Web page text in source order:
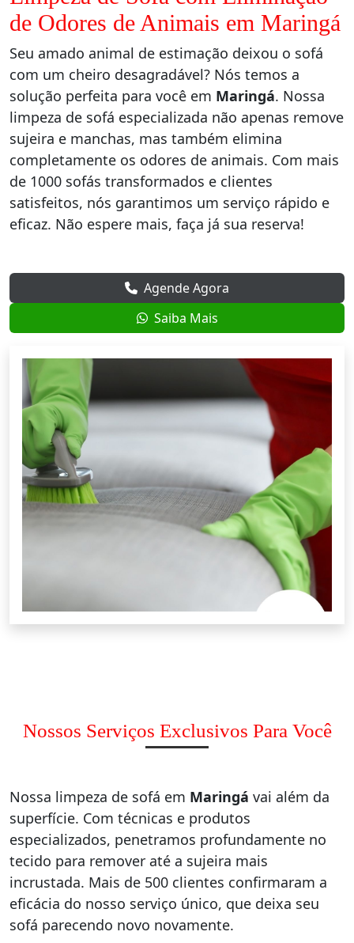
de Odores de Animais em Maringá
Seu amado animal de estimação deixou o sofá
com um cheiro desagradável? Nós temos a
solução perfeita para você em Maringá. Nossa
limpeza de sofá especializada não apenas remove
sujeira e manchas, mas também elimina
completamente os odores de animais. Com mais
de 1000 sofás transformados e clientes
satisfeitos, nós garantimos um serviço rápido e
eficaz. Não espere mais, faça já sua reserva!
Agende Agora
Saiba Mais
Nossos Serviços Exclusivos Para Você
Nossa limpeza de sofá em Maringá vai além da
superfície. Com técnicas e produtos
especializados, penetramos profundamente no
tecido para remover até a sujeira mais
incrustada. Mais de 500 clientes confirmaram a
eficácia do nosso serviço único, que deixa seu
sofá parecendo novo novamente.